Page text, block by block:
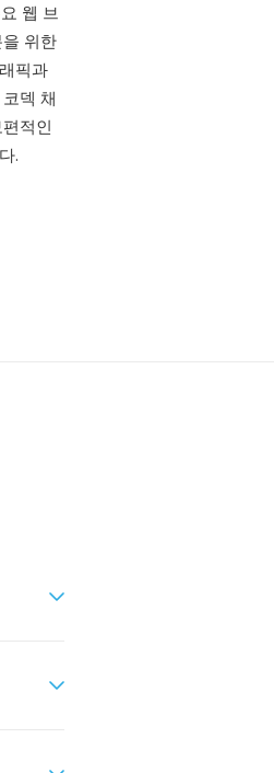
웹 브
위한
픽과
덱 채
적인
.